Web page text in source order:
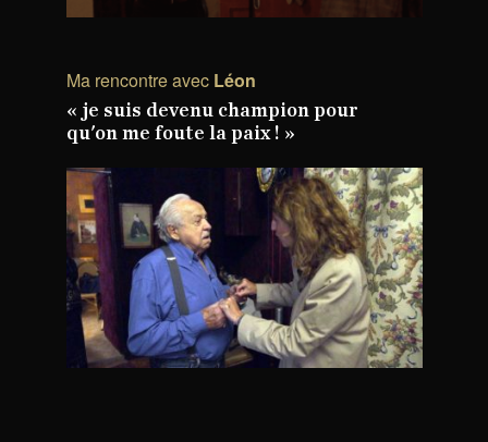
Ma rencontre avec Léon
« je suis devenu champion pour
qu'on me foute la paix ! »